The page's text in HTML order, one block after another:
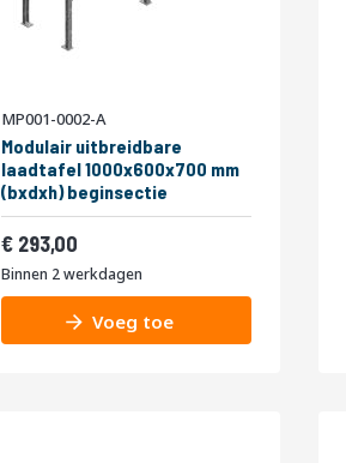
MP001-0002-A
Modulair uitbreidbare
laadtafel 1000x600x700 mm
(bxdxh) beginsectie
293,00
Binnen 2 werkdagen
Voeg toe